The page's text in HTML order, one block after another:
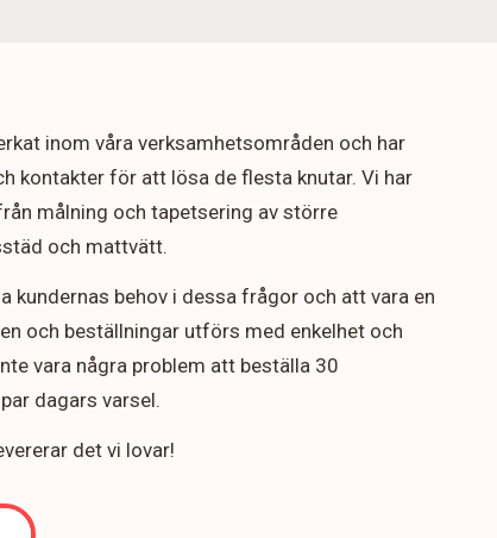
inom våra verksamhetsområden och har
kontakter för att lösa de flesta knutar. Vi har
målning och tapetsering av större
och mattvätt.
kundernas behov i dessa frågor och att vara en
och beställningar utförs med enkelhet och
vara några problem att beställa 30
dagars varsel.
det vi lovar!